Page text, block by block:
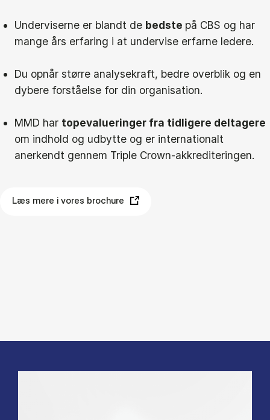
Underviserne er blandt de bedste på CBS og har
mange års erfaring i at undervise erfarne ledere.
Du opnår større analysekraft, bedre overblik og en
dybere forståelse for din organisation.
MMD har topevalueringer fra tidligere deltagere
om indhold og udbytte og er internationalt
anerkendt gennem Triple Crown-akkrediteringen.
Læs mere i vores brochure